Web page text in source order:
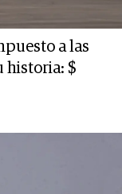
a las
historia: $